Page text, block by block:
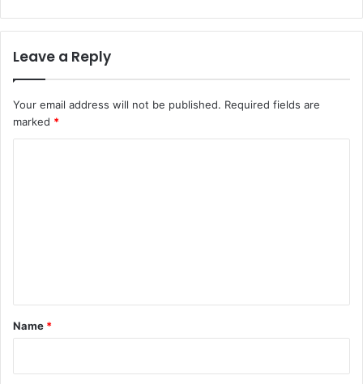
Leave a Reply
Your email address will not be published. Required fields are
marked *
*
Name *